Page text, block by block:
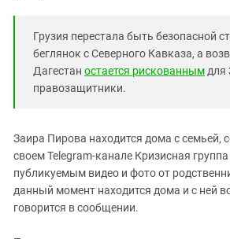
Грузия перестала быть безопасной
беглянок с Северного Кавказа, а
Дагестан остается рискованным для
правозащитники.
Заира Пирова находится дома с семьей,
своем Telegram-канале Кризисная
публикуемым видео и фото от
данный момент находится дома и с ней
говорится в сообщении.